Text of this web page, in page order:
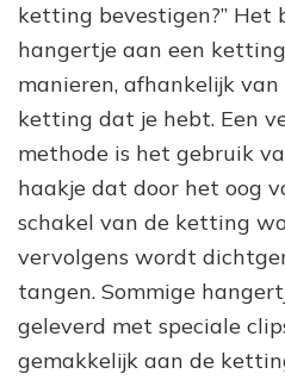
ketting bevestigen?” Het
hangertje aan een
manieren, afhankelijk
ketting dat je hebt. Een
methode is het gebruik
haakje dat door het oog
schakel van de ketting
vervolgens wordt
tangen. Sommige
geleverd met speciale
gemakkelijk aan de